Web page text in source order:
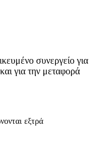
συνεργείο για
για την μεταφορά
εξτρά